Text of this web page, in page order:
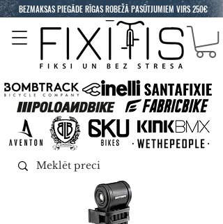
BEZMAKSAS PIEGĀDE RĪGAS ROBEŽĀ PASŪTJUMIEM VIRS 250€